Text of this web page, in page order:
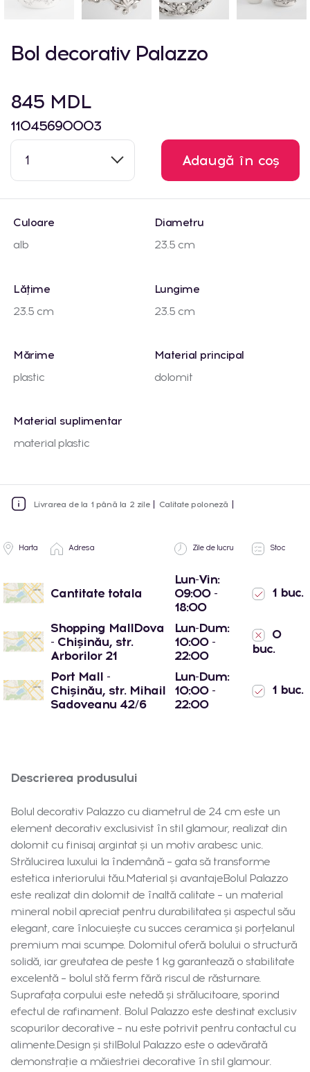
Bol decorativ Palazzo
845 MDL
11045690003
1 Adaugă în coș
Culoare
alb
Diametru
23.5 cm
Lățime
23.5 cm
Lungime
23.5 cm
Mărime
plastic
Material principal
dolomit
Material suplimentar
material plastic
Livrarea de la 1 până la 2 zile Calitate poloneză
Harta Adresa Zile de lucru Stoc
Cantitate totala
Lun-Vin:
09:00 -
18:00
1 buc.
Shopping MallDova
- Chișinău, str.
Arborilor 21
Lun-Dum:
10:00 -
22:00
0
buc.
Port Mall -
Chișinău, str. Mihail
Sadoveanu 42/6
Lun-Dum:
10:00 -
22:00
1 buc.
Descrierea produsului
Bolul decorativ Palazzo cu diametrul de 24 cm este un
element decorativ exclusivist în stil glamour, realizat din
dolomit cu finisaj argintat și un motiv arabesc unic.
Strălucirea luxului la îndemână – gata să transforme
estetica interiorului tău.Material și avantajeBolul Palazzo
este realizat din dolomit de înaltă calitate – un material
mineral nobil apreciat pentru durabilitatea și aspectul său
elegant, care înlocuiește cu succes ceramica și porțelanul
premium mai scumpe. Dolomitul oferă bolului o structură
solidă, iar greutatea de peste 1 kg garantează o stabilitate
excelentă – bolul stă ferm fără riscul de răsturnare.
Suprafața corpului este netedă și strălucitoare, sporind
efectul de rafinament. Bolul Palazzo este destinat exclusiv
scopurilor decorative – nu este potrivit pentru contactul cu
alimente.Design și stilBolul Palazzo este o adevărată
demonstrație a măiestriei decorative în stil glamour.